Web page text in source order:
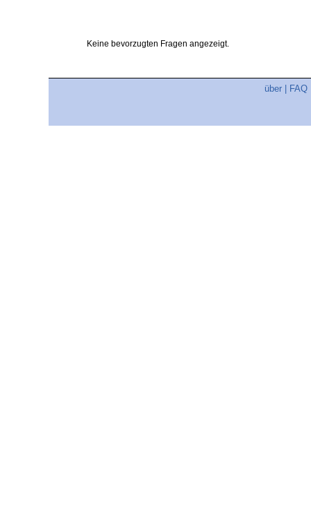
Keine bevorzugten Fragen angezeigt.
über FAQ